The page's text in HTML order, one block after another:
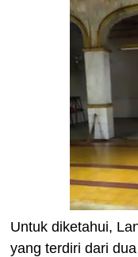
Untuk diketahui,
yang terdiri dari